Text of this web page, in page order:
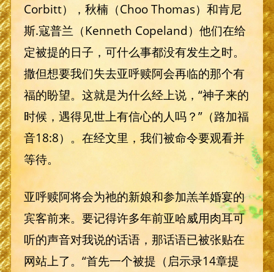
Corbitt），秋楠（Choo Thomas）和肯尼
斯.寇普兰（Kenneth Copeland）他们在给
定被提的日子，可什么事都没有发生之时。
撒但想要我们失去亚呼赎阿会再临的那个有
福的盼望。这就是为什么经上说，“神子来的
时候，遇得见世上有信心的人吗？”（路加福
音18:8）。在经文里，我们被命令要观看并
等待。
亚呼赎阿将会为祂的新娘和参加羔羊婚宴的
宾客前来。要记得许多年前亚哈威用肉耳可
听的声音对我说的话语，那话语已被张贴在
网站上了。“首先一个被提（启示录14章提